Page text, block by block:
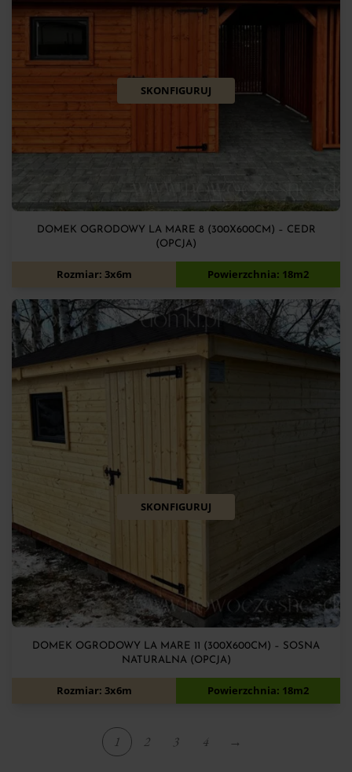
SKONFIGURUJ
DOMEK OGRODOWY LA MARE 8 (300X600CM) – CEDR
(OPCJA)
13 200zł
Rozmiar: 3x6m Powierzchnia: 18m2
SKONFIGURUJ
DOMEK OGRODOWY LA MARE 11 (300X600CM) – SOSNA
NATURALNA (OPCJA)
12 500zł
Rozmiar: 3x6m Powierzchnia: 18m2
1 2 3 4 →